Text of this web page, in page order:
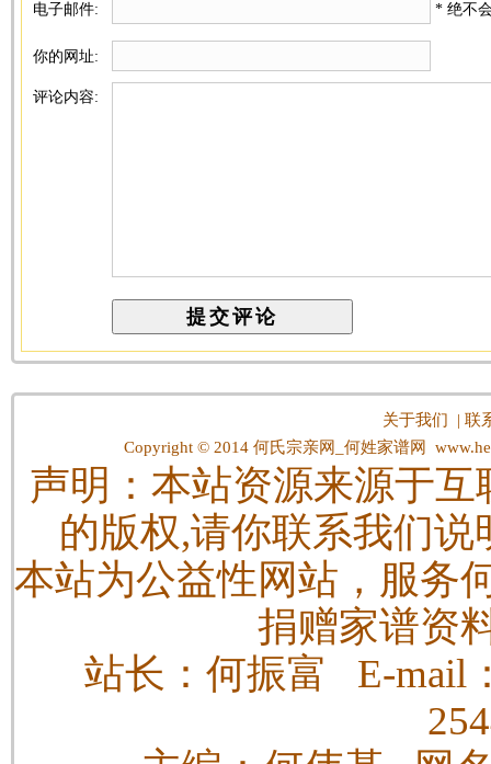
电子邮件: * 绝不
你的网址:
评论内容:
关于我们 |联
Copyright © 2014 何氏宗亲网_何姓家谱网
声明：本站资源来源于
的版权,请你联系我们
本站为公益性网站，服务
捐赠家谱资
站长：何振富 E-mail